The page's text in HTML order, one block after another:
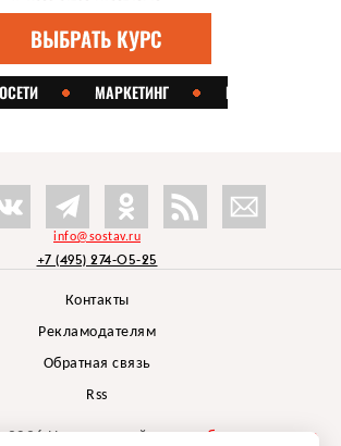
info@sostav.ru
+7 (495) 274-05-25
Контакты
Рекламодателям
Обратная связь
Rss
2026 Независимый проектбрендингового